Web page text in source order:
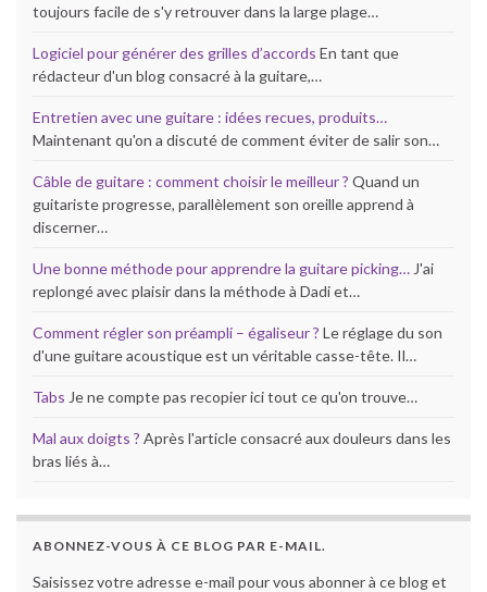
toujours facile de s'y retrouver dans la large plage…
Logiciel pour générer des grilles d’accords En tant que
rédacteur d'un blog consacré à la guitare,…
Entretien avec une guitare : idées recues, produits…
Maintenant qu'on a discuté de comment éviter de salir son…
Câble de guitare : comment choisir le meilleur ? Quand un
guitariste progresse, parallèlement son oreille apprend à
discerner…
Une bonne méthode pour apprendre la guitare picking… J'ai
replongé avec plaisir dans la méthode à Dadi et…
Comment régler son préampli – égaliseur ? Le réglage du son
d'une guitare acoustique est un véritable casse-tête. Il…
Tabs Je ne compte pas recopier ici tout ce qu'on trouve…
Mal aux doigts ? Après l'article consacré aux douleurs dans les
bras liés à…
ABONNEZ-VOUS À CE BLOG PAR E-MAIL.
Saisissez votre adresse e-mail pour vous abonner à ce blog et